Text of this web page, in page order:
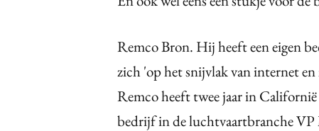
Remco Bron. Hij heeft een eigen
zich 'op het snijvlak van internet
Remco heeft twee jaar in
bedrijf in de luchtvaartbranche VP